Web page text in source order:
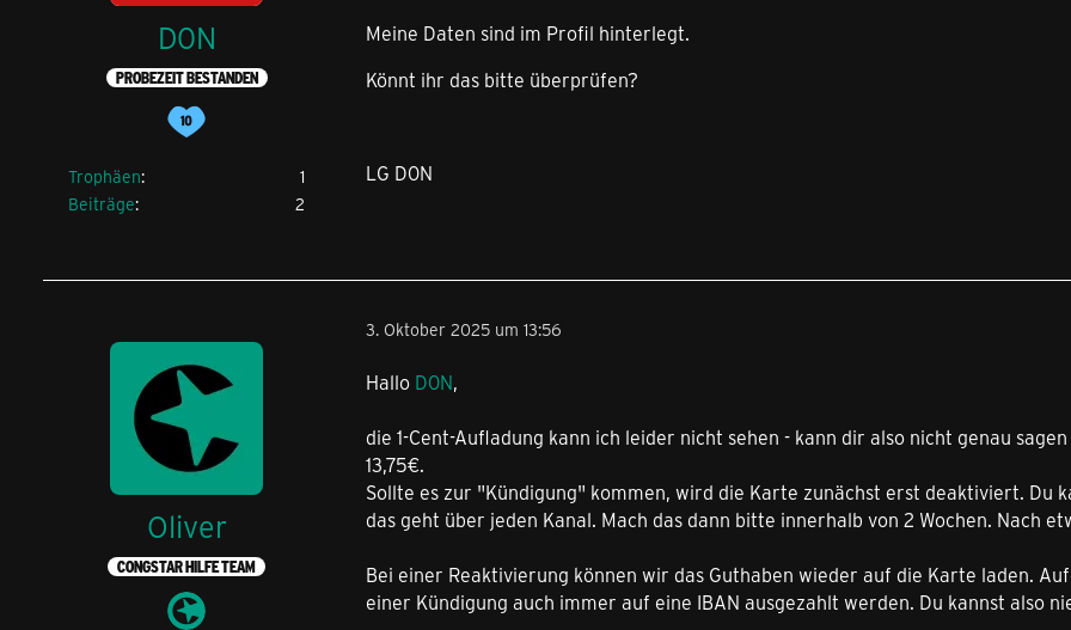
D0N
PROBEZEIT BESTANDEN
Trophäen
1
Beiträge
2
Meine Daten sind im Profil hinterlegt.
Könnt ihr das bitte überprüfen?
LG D0N
Oliver
CONGSTAR HILFE TEAM
3. Oktober 2025 um 13:56
Hallo D0N,
die 1-Cent-Aufladung kann ich leider nicht sehen - kann dir also nicht genau
13,75€.
Sollte es zur "Kündigung" kommen, wird die Karte zunächst erst deaktiviert. Du
das geht über jeden Kanal. Mach das dann bitte innerhalb von 2 Wochen. Nach
Bei einer Reaktivierung können wir das Guthaben wieder auf die Karte laden.
einer Kündigung auch immer auf eine IBAN ausgezahlt werden. Du kannst also